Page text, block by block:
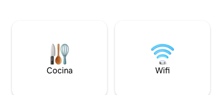
Cocina Wifi